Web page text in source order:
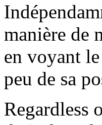
manière de
en voyant
peu de sa
Regardless